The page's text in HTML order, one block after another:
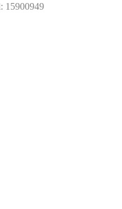
15900949